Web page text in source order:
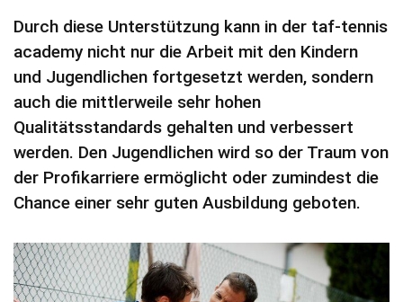
Durch diese Unterstützung kann in der taf-tennis
academy nicht nur die Arbeit mit den Kindern
und Jugendlichen fortgesetzt werden, sondern
auch die mittlerweile sehr hohen
Qualitätsstandards gehalten und verbessert
werden. Den Jugendlichen wird so der Traum von
der Profikarriere ermöglicht oder zumindest die
Chance einer sehr guten Ausbildung geboten.